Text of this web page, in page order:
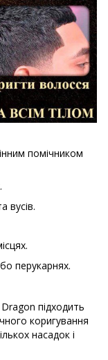
помічником
вусів.
перукарнях.
підходить
коригування
насадок і